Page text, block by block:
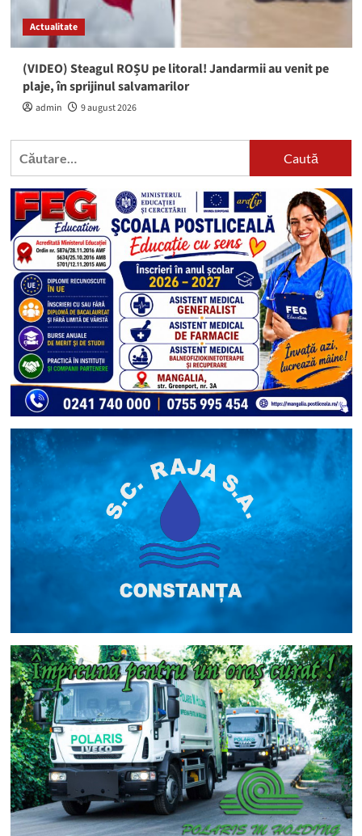
Actualitate
(VIDEO) Steagul ROȘU pe litoral! Jandarmii au venit pe
plaje, în sprijinul salvamarilor
admin 9 august 2026
Caută